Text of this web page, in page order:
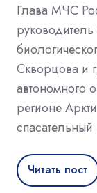
Глава МЧС
Скворцова и
автономного
регионе
Читать пост